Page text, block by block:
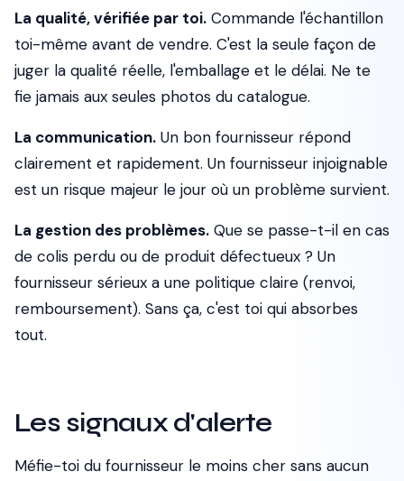
La qualité, vérifiée par toi. Commande l'échantillon
toi-même avant de vendre. C'est la seule façon de
juger la qualité réelle, l'emballage et le délai. Ne te
fie jamais aux seules photos du catalogue.
La communication. Un bon fournisseur répond
clairement et rapidement. Un fournisseur injoignable
est un risque majeur le jour où un problème survient.
La gestion des problèmes. Que se passe-t-il en cas
de colis perdu ou de produit défectueux ? Un
fournisseur sérieux a une politique claire (renvoi,
remboursement). Sans ça, c'est toi qui absorbes
tout.
Les signaux d'alerte
Méfie-toi du fournisseur le moins cher sans aucun